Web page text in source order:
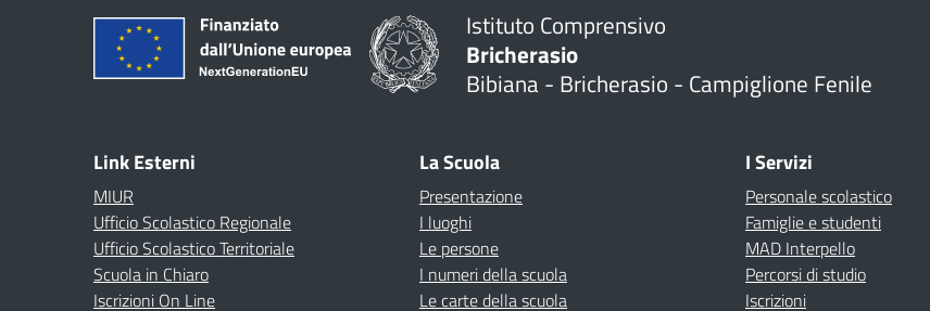
Istituto Comprensivo
Bricherasio
Bibiana - Bricherasio - Campiglione Fenile
Link Esterni
MIUR
Ufficio Scolastico Regionale
Ufficio Scolastico Territoriale
Scuola in Chiaro
Iscrizioni On Line
La Scuola
Presentazione
I luoghi
Le persone
I numeri della scuola
Le carte della scuola
I Servizi
Personale scolastico
Famiglie e studenti
MAD Interpello
Percorsi di studio
Iscrizioni